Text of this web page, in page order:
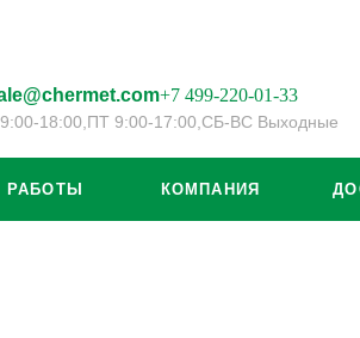
+7 499-220-01-33
18:00, ПТ 9:00-17:00, СБ-ВС Выходные
РАБОТЫ КОМПАНИЯ